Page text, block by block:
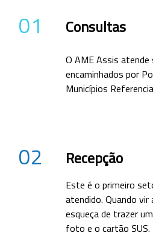
01 Consultas
O AME Assis
encaminhados por
Municípios
02 Recepção
Este é o primeiro
atendido. Quando
esqueça de trazer
foto e o cartão SUS.